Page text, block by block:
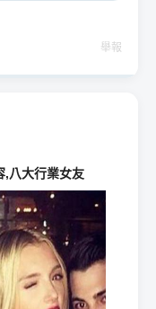
舉報
,八大行業女友